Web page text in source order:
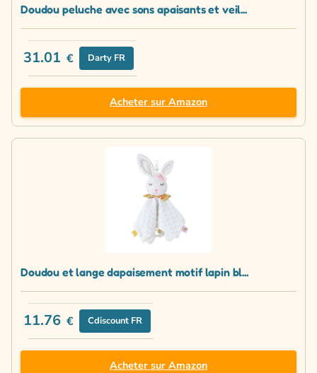
Doudou peluche avec sons apaisants et veil...
31.01 € Darty FR
Acheter sur Amazon
Doudou et lange dapaisement motif lapin bl...
11.76 € Cdiscount FR
Acheter sur Amazon